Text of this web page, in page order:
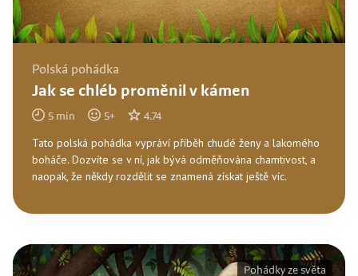
Polská pohádka
Jak se chléb proměnil v kámen
5 min 5+ 4.74
Tato polská pohádka vypráví příběh chudé ženy a lakomého
boháče. Dozvíte se v ní, jak bývá odměňována chamtivost, a
naopak, že někdy rozdělit se znamená získat ještě víc.
Pohádky ze světa